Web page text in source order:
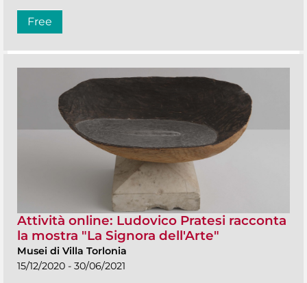
Free
Attività online: Ludovico Pratesi racconta
la mostra "La Signora dell'Arte"
Musei di Villa Torlonia
15/12/2020 - 30/06/2021